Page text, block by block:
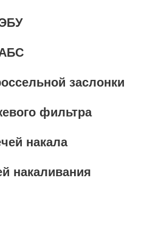
заслонки
фильтра
накала
накаливания